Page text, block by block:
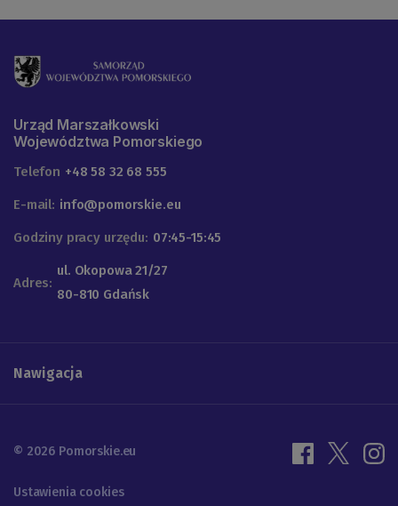
Urząd Marszałkowski
Województwa Pomorskiego
Telefon +48 58 32 68 555
E-mail: info@pomorskie.eu
Godziny pracy urzędu: 07:45-15:45
Adres:
ul. Okopowa 21/27
80-810 Gdańsk
Nawigacja
© 2026 Pomorskie.eu
Ustawienia cookies